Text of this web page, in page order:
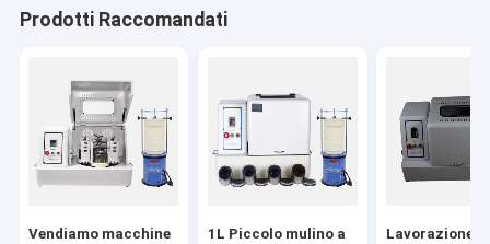
Prodotti Raccomandati
Vendiamo macchine
1L Piccolo mulino a
Lavorazione di